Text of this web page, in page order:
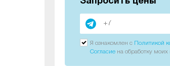
Я ознакомлен с Политикой
Согласие на обработку